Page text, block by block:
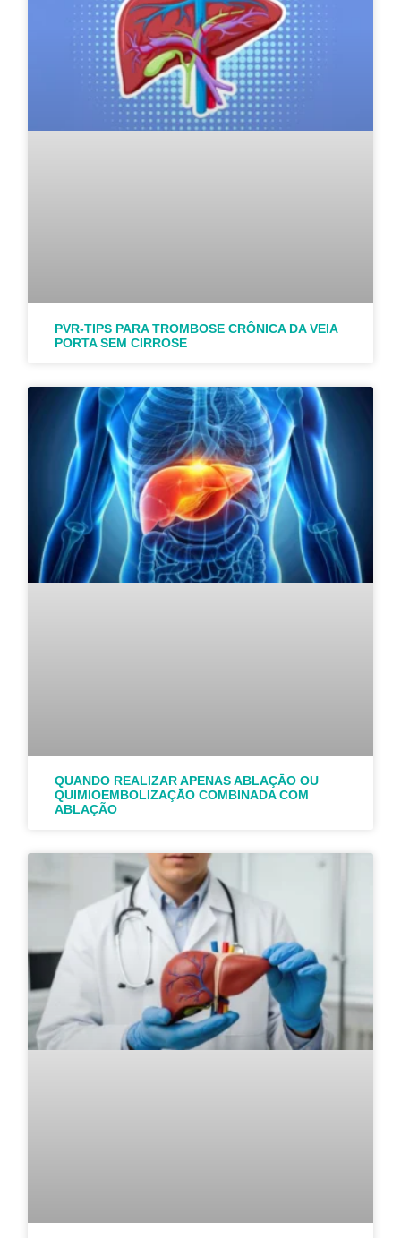
PVR-TIPS PARA TROMBOSE CRÔNICA DA VEIA
PORTA SEM CIRROSE
QUANDO REALIZAR APENAS ABLAÇĀO OU
QUIMIOEMBOLIZAÇĀO COMBINADA COM
ABLAÇÃO